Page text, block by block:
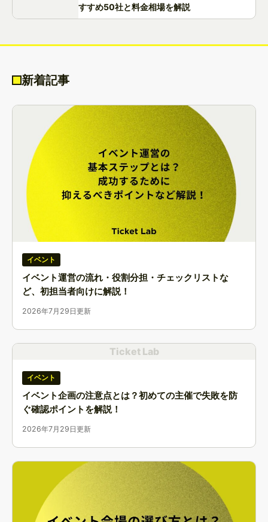
すすめ50社と料金相場を解説
新着記事
イベント
イベント運営の流れ・役割分担・チェックリストな
ど、初担当者向けに解説！
2026年7月29日更新
Ticket Lab
イベント
イベント企画の注意点とは？初めての主催で失敗を防
ぐ確認ポイントを解説！
2026年7月29日更新